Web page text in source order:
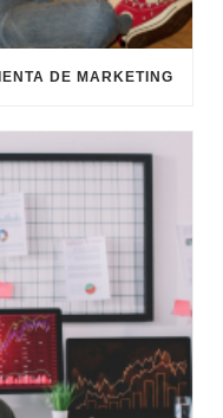
DE MARKETING